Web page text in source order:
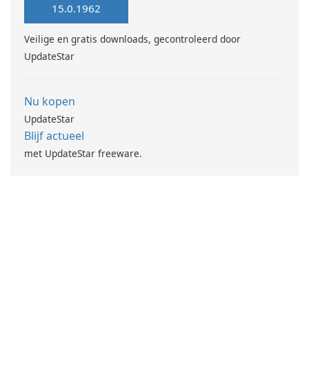
15.0.1962
Veilige en gratis downloads, gecontroleerd door
UpdateStar
Nu kopen
UpdateStar
Blijf actueel
met UpdateStar freeware.